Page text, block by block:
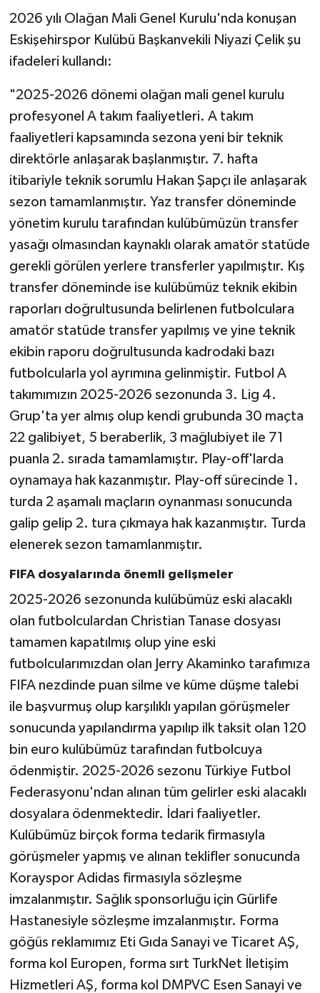
2026 yılı Olağan Mali Genel Kurulu'nda konuşan
Eskişehirspor Kulübü Başkanvekili Niyazi Çelik şu
ifadeleri kullandı:
"2025-2026 dönemi olağan mali genel kurulu
profesyonel A takım faaliyetleri. A takım
faaliyetleri kapsamında sezona yeni bir teknik
direktörle anlaşarak başlanmıştır. 7. hafta
itibariyle teknik sorumlu Hakan Şapçı ile anlaşarak
sezon tamamlanmıştır. Yaz transfer döneminde
yönetim kurulu tarafından kulübümüzün transfer
yasağı olmasından kaynaklı olarak amatör statüde
gerekli görülen yerlere transferler yapılmıştır. Kış
transfer döneminde ise kulübümüz teknik ekibin
raporları doğrultusunda belirlenen futbolculara
amatör statüde transfer yapılmış ve yine teknik
ekibin raporu doğrultusunda kadrodaki bazı
futbolcularla yol ayrımına gelinmiştir. Futbol A
takımımızın 2025-2026 sezonunda 3. Lig 4.
Grup'ta yer almış olup kendi grubunda 30 maçta
22 galibiyet, 5 beraberlik, 3 mağlubiyet ile 71
puanla 2. sırada tamamlamıştır. Play-off'larda
oynamaya hak kazanmıştır. Play-off sürecinde 1.
turda 2 aşamalı maçların oynanması sonucunda
galip gelip 2. tura çıkmaya hak kazanmıştır. Turda
elenerek sezon tamamlanmıştır.
FIFA dosyalarında önemli gelişmeler
2025-2026 sezonunda kulübümüz eski alacaklı
olan futbolculardan Christian Tanase dosyası
tamamen kapatılmış olup yine eski
futbolcularımızdan olan Jerry Akaminko tarafımıza
FIFA nezdinde puan silme ve küme düşme talebi
ile başvurmuş olup karşılıklı yapılan görüşmeler
sonucunda yapılandırma yapılıp ilk taksit olan 120
bin euro kulübümüz tarafından futbolcuya
ödenmiştir. 2025-2026 sezonu Türkiye Futbol
Federasyonu'ndan alınan tüm gelirler eski alacaklı
dosyalara ödenmektedir. İdari faaliyetler.
Kulübümüz birçok forma tedarik firmasıyla
görüşmeler yapmış ve alınan teklifler sonucunda
Korayspor Adidas firmasıyla sözleşme
imzalanmıştır. Sağlık sponsorluğu için Gürlife
Hastanesiyle sözleşme imzalanmıştır. Forma
göğüs reklamımız Eti Gıda Sanayi ve Ticaret AŞ,
forma kol Europen, forma sırt TurkNet İletişim
Hizmetleri AŞ, forma kol DMPVC Esen Sanayi ve